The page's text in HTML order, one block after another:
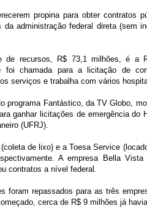
propina para obter contratos
da administração federal direta (sem
de recursos, R$ 73,1 milhões, é a
chamada para a licitação de
serviços e trabalha com vários
programa Fantástico, da TV Globo,
ganhar licitações de emergência do
(UFRJ).
de lixo) e a Toesa Service
A empresa Bella Vista
contratos a nível federal.
foram repassados para as três
cerca de R$ 9 milhões já